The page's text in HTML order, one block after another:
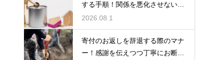
する手順！関係を悪化させないス
マートなマナー
2026.08.1
寄付のお返しを辞退する際のマナ
ー！感謝を伝えつつ丁寧にお断り